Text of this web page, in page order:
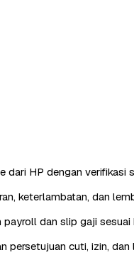
dari HP dengan verifikasi
keterlambatan, dan
payroll dan slip gaji
persetujuan cuti, izin,